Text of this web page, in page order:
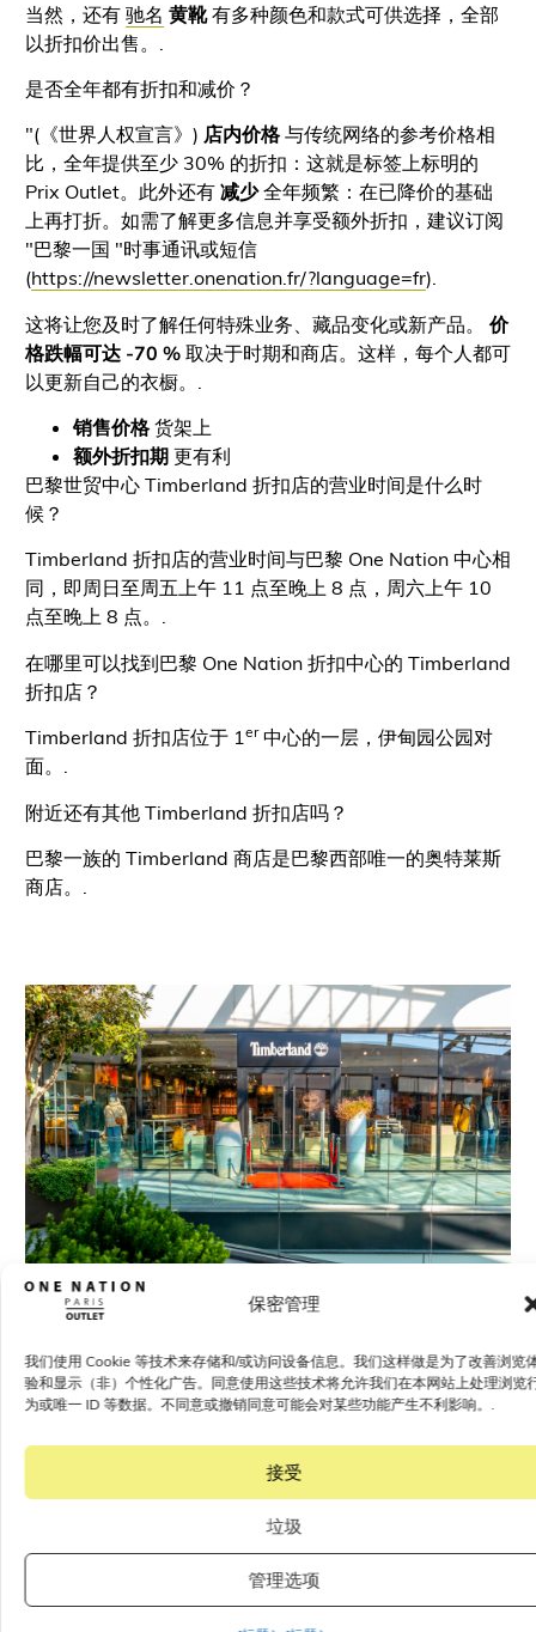
保密管理
我们使用 Cookie 等技术来存储和/或访问设备信息。我们这样做是为了改善浏览
验和显示（非）个性化广告。同意使用这些技术将允许我们在本网站上处理浏览
为或唯一 ID 等数据。不同意或撤销同意可能会对某些功能产生不利影响。.
接受
垃圾
管理选项
当然，还有 驰名 黄靴有多种颜色和款式可供选择，全部
以折扣价出售。.
是否全年都有折扣和减价？
"(《世界人权宣言》) 店内价格与传统网络的参考价格相
比，全年提供至少 30% 的折扣：这就是标签上标明的
Prix Outlet。此外还有 减少全年频繁：在已降价的基础
上再打折。如需了解更多信息并享受额外折扣，建议订阅
"巴黎一国 "时事通讯或短信
(https://newsletter.onenation.fr/?language=fr).
这将让您及时了解任何特殊业务、藏品变化或新产品。 价
格跌幅可达 -70 % 取决于时期和商店。这样，每个人都可
以更新自己的衣橱。.
销售价格货架上
额外折扣期更有利
巴黎世贸中心 Timberland 折扣店的营业时间是什么时
候？
Timberland 折扣店的营业时间与巴黎 One Nation 中心相
同，即周日至周五上午 11 点至晚上 8 点，周六上午 10
点至晚上 8 点。.
在哪里可以找到巴黎 One Nation 折扣中心的 Timberland
折扣店？
Timberland 折扣店位于 1er中心的一层，伊甸园公园对
面。.
附近还有其他 Timberland 折扣店吗？
巴黎一族的 Timberland 商店是巴黎西部唯一的奥特莱斯
商店。.